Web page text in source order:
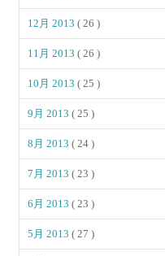
12月 2013( 26 )
11月 2013( 26 )
10月 2013( 25 )
9月 2013( 25 )
8月 2013( 24 )
7月 2013( 23 )
6月 2013( 23 )
5月 2013( 27 )